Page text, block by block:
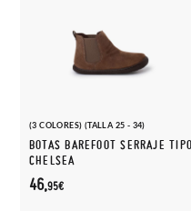
(3 COLORES) (TALLA 25 - 34)
BOTAS BAREFOOT SERRAJE TIPO
CHELSEA
46,95€